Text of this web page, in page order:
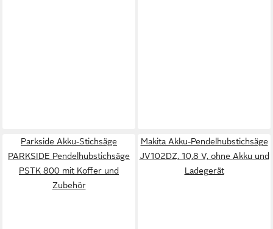
Parkside Akku-Stichsäge
PARKSIDE Pendelhubstichsäge
PSTK 800 mit Koffer und
Zubehör
Makita Akku-Pendelhubstichsäge
JV102DZ, 10,8 V, ohne Akku und
Ladegerät